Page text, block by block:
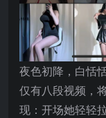
夜色初降，白恬
仅有八段视频，
现：开场她轻轻